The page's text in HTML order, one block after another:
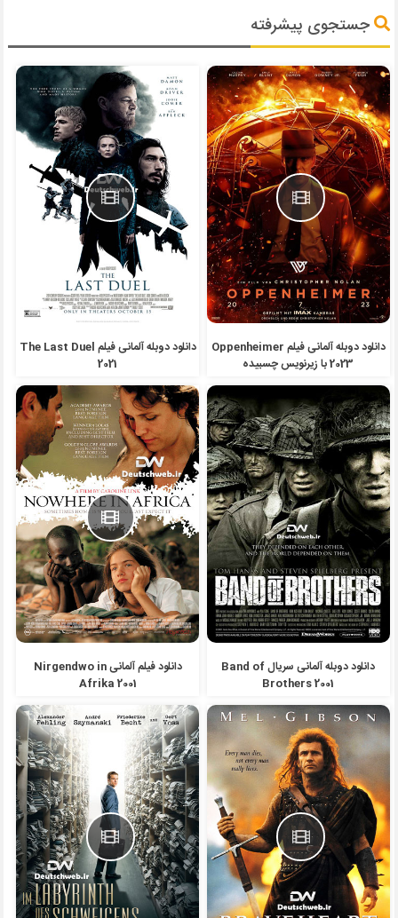
جستجوی پیشرفته
دانلود دوبله آلمانی فیلم Oppenheimer
2023 با زیرنویس چسبیده
دانلود دوبله آلمانی فیلم The Last Duel
2021
دانلود دوبله آلمانی سریال Band of
Brothers 2001
دانلود فیلم آلمانی Nirgendwo in
Afrika 2001